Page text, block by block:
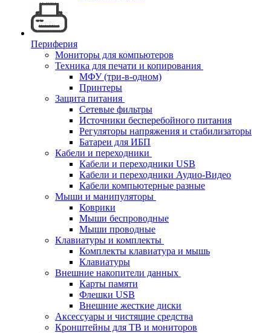
Периферия
Мониторы для компьютеров
Техника для печати и копирования
МФУ (три-в-одном)
Принтеры
Защита питания
Сетевые фильтры
Источники бесперебойного питания
Регуляторы напряжения и стабилизаторы
Батареи для ИБП
Кабели и переходники
Кабели и переходники USB
Кабели и переходники Аудио-Видео
Кабели компьютерные разные
Мыши и манипуляторы
Коврики
Мыши беспроводные
Мыши проводные
Клавиатуры и комплекты
Комплекты клавиатура и мышь
Клавиатуры
Внешние накопители данных
Карты памяти
Флешки USB
Внешние жесткие диски
Аксессуары и чистящие средства
Кронштейны для ТВ и мониторов